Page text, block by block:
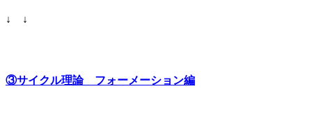
↓ ↓
③サイクル理論 フォーメーション編